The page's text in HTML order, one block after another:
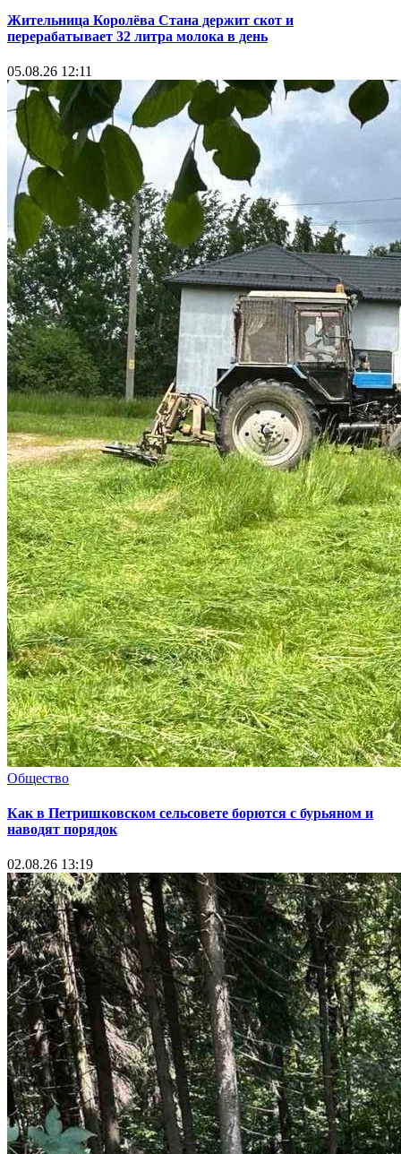
Жительница Королёва Стана держит скот и
перерабатывает 32 литра молока в день
05.08.26 12:11
Общество
Как в Петришковском сельсовете борются с бурьяном и
наводят порядок
02.08.26 13:19